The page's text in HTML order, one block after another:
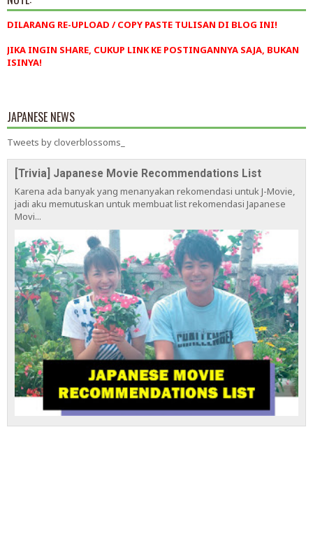
DILARANG RE-UPLOAD / COPY PASTE TULISAN DI BLOG INI!
JIKA INGIN SHARE, CUKUP LINK KE POSTINGANNYA SAJA, BUKAN
ISINYA!
JAPANESE NEWS
Tweets by cloverblossoms_
[Trivia] Japanese Movie Recommendations List
Karena ada banyak yang menanyakan rekomendasi untuk J-Movie,
jadi aku memutuskan untuk membuat list rekomendasi Japanese
Movi...